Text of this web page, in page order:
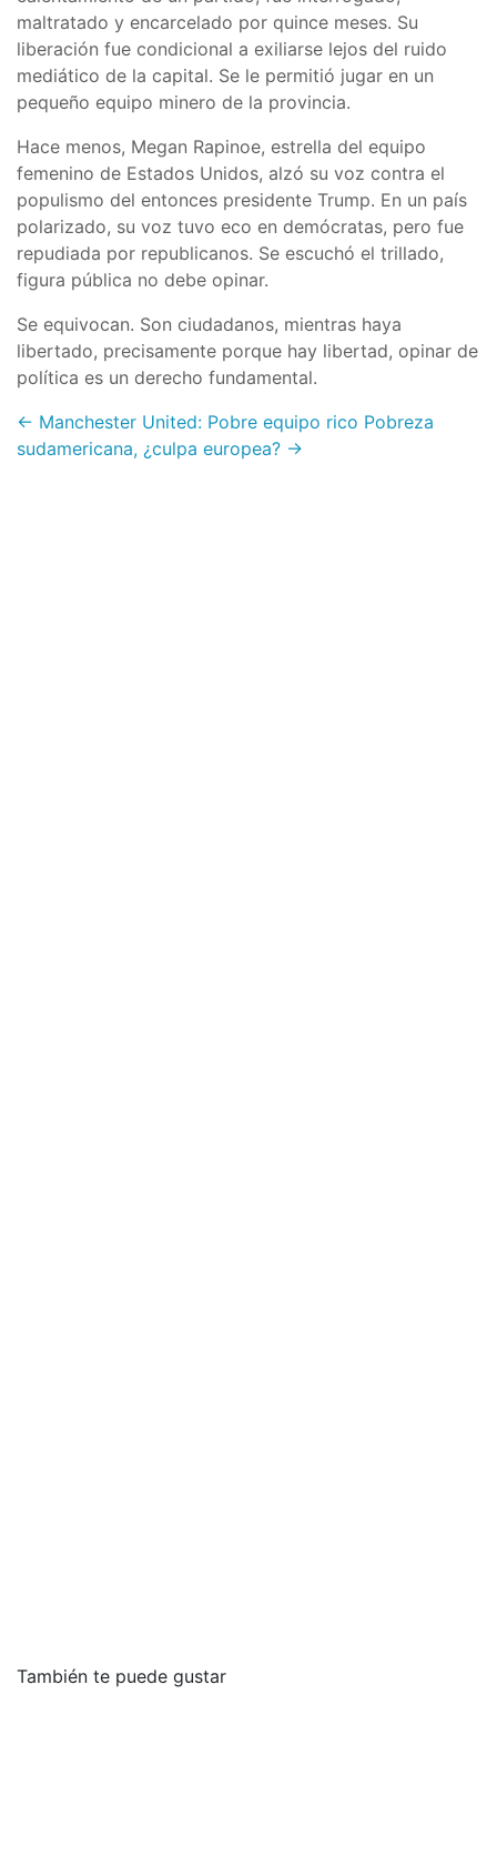
maltratado y encarcelado por quince meses. Su
liberación fue condicional a exiliarse lejos del ruido
mediático de la capital. Se le permitió jugar en un
pequeño equipo minero de la provincia.
Hace menos, Megan Rapinoe, estrella del equipo
femenino de Estados Unidos, alzó su voz contra el
populismo del entonces presidente Trump. En un país
polarizado, su voz tuvo eco en demócratas, pero fue
repudiada por republicanos. Se escuchó el trillado,
figura pública no debe opinar.
Se equivocan. Son ciudadanos, mientras haya
libertado, precisamente porque hay libertad, opinar de
política es un derecho fundamental.
← Manchester United: Pobre equipo rico Pobreza
sudamericana, ¿culpa europea? →
También te puede gustar